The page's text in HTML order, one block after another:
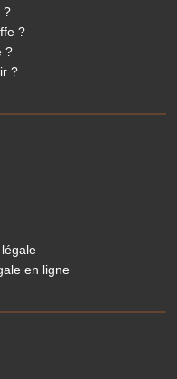
?
?
?
?
en ligne